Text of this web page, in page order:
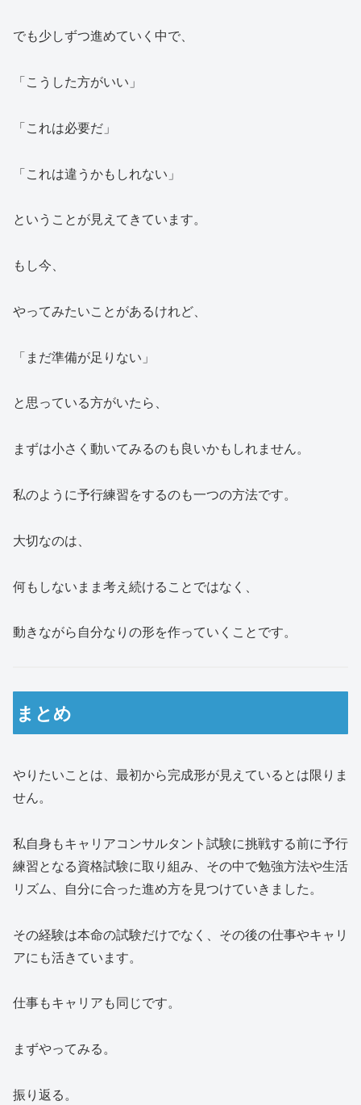
でも少しずつ進めていく中で、
「こうした方がいい」
「これは必要だ」
「これは違うかもしれない」
ということが見えてきています。
もし今、
やってみたいことがあるけれど、
「まだ準備が足りない」
と思っている方がいたら、
まずは小さく動いてみるのも良いかもしれません。
私のように予行練習をするのも一つの方法です。
大切なのは、
何もしないまま考え続けることではなく、
動きながら自分なりの形を作っていくことです。
まとめ
やりたいことは、最初から完成形が見えているとは限りま
せん。
私自身もキャリアコンサルタント試験に挑戦する前に予行
練習となる資格試験に取り組み、その中で勉強方法や生活
リズム、自分に合った進め方を見つけていきました。
その経験は本命の試験だけでなく、その後の仕事やキャリ
アにも活きています。
仕事もキャリアも同じです。
まずやってみる。
振り返る。